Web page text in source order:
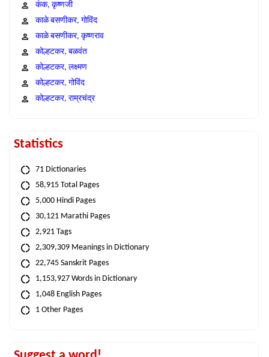
कंक, कृष्णजी
काळे बसणीकर, गोविंद
काळे बसणीकर, कृष्णराव
कोल्हटकर, बळवंत
कोल्हटकर, लक्ष्मण
कोल्हटकर, गोविंद
कोल्हटकर, राम्रचंद्र
Statistics
71 Dictionaries
58,915 Total Pages
5,000 Hindi Pages
30,121 Marathi Pages
2,921 Tags
2,309,309 Meanings in Dictionary
22,745 Sanskrit Pages
1,153,927 Words in Dictionary
1,048 English Pages
1 Other Pages